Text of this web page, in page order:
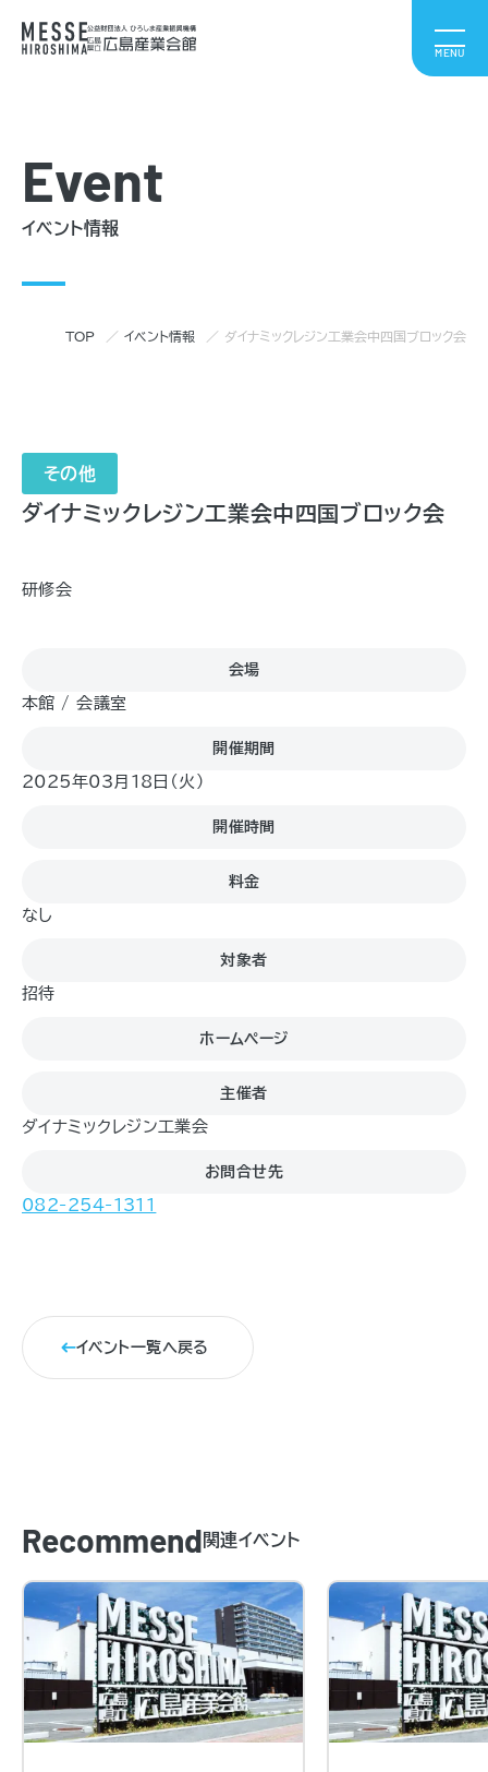
Event
イベント情報
TOP イベント情報 ダイナミックレジン工業会中四国ブロック会
その他
ダイナミックレジン工業会中四国ブロック会
研修会
会場
本館 / 会議室
開催期間
2025年03月18日（火)
開催時間
料金
なし
対象者
招待
ホームページ
主催者
ダイナミックレジン工業会
お問合せ先
082-254-1311
イベント一覧へ戻る
Recommend関連イベント